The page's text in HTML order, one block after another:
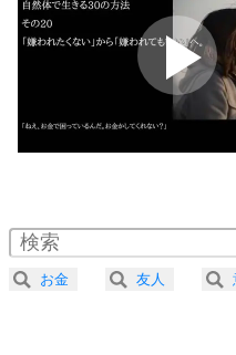
プラス思考
ポジティ
ポジティブ
ストレス対
人生、な
気楽に生きる
4 器の大き
プラス思考
2.0倍速 （358KB 1分
2.5倍速 （287KB 1分
3.0倍速 （239KB 1分1
お金 友人